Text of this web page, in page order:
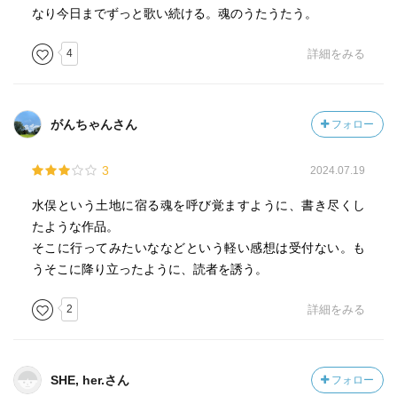
なり今日までずっと歌い続ける。魂のうたうたう。
4 詳細をみる
がんちゃんさん フォロー
3 2024.07.19
水俣という土地に宿る魂を呼び覚ますように、書き尽くし
たような作品。
そこに行ってみたいななどという軽い感想は受付ない。も
うそこに降り立ったように、読者を誘う。
2 詳細をみる
SHE, her.さん フォロー